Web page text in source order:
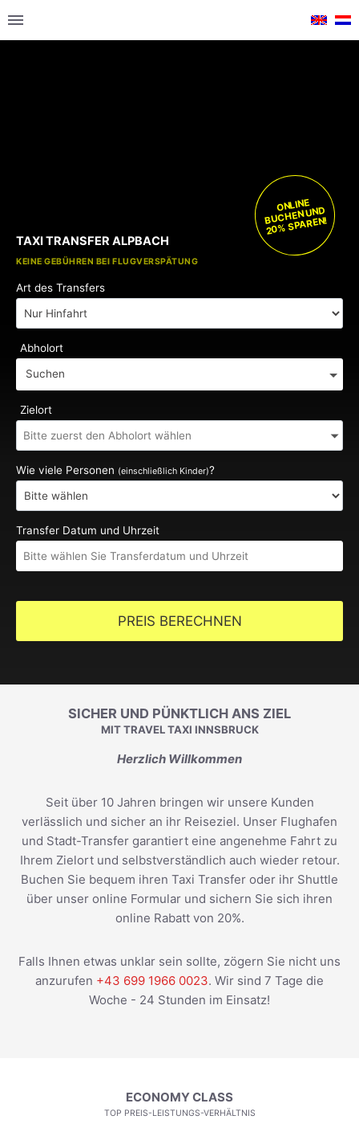
KOSTENLOSE KINDERSITZE
KEINE GEBÜHREN BEI FLUGVERSPÄTUNG
TAXI TRANSFER ALPBACH
ONLINE
BUCHEN UND
20% SPAREN!
Art des Transfers
Abholort
Suchen
Zielort
Wie viele Personen (einschließlich Kinder)?
Transfer Datum und Uhrzeit
PREIS BERECHNEN
SICHER UND PÜNKTLICH ANS ZIEL
MIT TRAVEL TAXI INNSBRUCK
Herzlich Willkommen
Seit über 10 Jahren bringen wir unsere Kunden
verlässlich und sicher an ihr Reiseziel. Unser Flughafen
und Stadt-Transfer garantiert eine angenehme Fahrt zu
Ihrem Zielort und selbstverständlich auch wieder retour.
Buchen Sie bequem ihren Taxi Transfer oder ihr Shuttle
über unser online Formular und sichern Sie sich ihren
online Rabatt von 20%.
Falls Ihnen etwas unklar sein sollte, zögern Sie nicht uns
anzurufen +43 699 1966 0023. Wir sind 7 Tage die
Woche - 24 Stunden im Einsatz!
ECONOMY CLASS
TOP PREIS-LEISTUNGS-VERHÄLTNIS